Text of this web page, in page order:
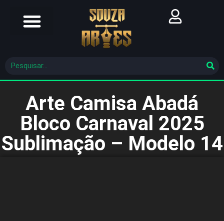
Arte Camisa Abadá
Bloco Carnaval 2025
Sublimação – Modelo 14